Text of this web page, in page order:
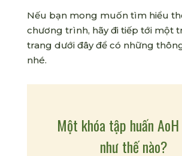
Nếu bạn mong muốn tìm hiểu
chương trình, hãy đi tiếp tới một
trang dưới đây để có những
nhé.
Một khóa tập huấn
như thế nào?